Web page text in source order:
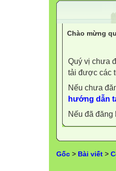
Chào mừng
Quý vị chưa
tải được các
Nếu chưa
hướng dẫn
Nếu đã đăng
Gốc > Bài viết >